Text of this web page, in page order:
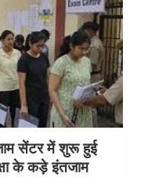
सेंटर में शुरू हुई
के कड़े इंतजाम